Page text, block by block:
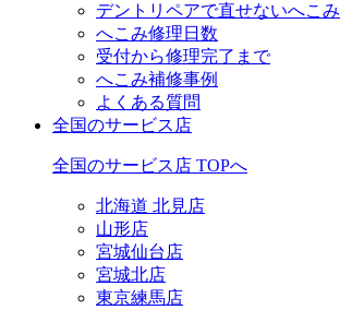
デントリペアで直せないへこみ
へこみ修理日数
受付から修理完了まで
へこみ補修事例
よくある質問
全国のサービス店
全国のサービス店 TOPへ
北海道 北見店
山形店
宮城仙台店
宮城北店
東京練馬店